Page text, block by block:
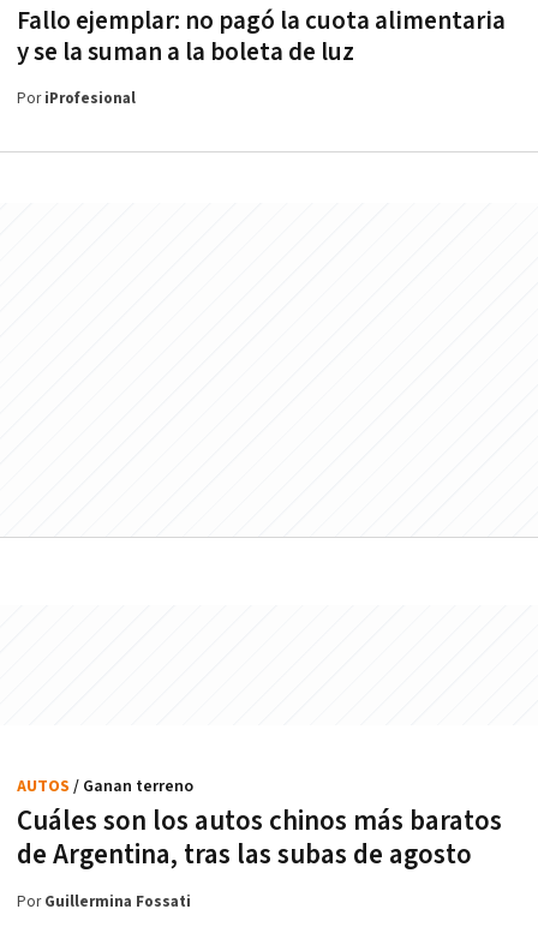
Fallo ejemplar: no pagó la cuota alimentaria
y se la suman a la boleta de luz
PoriProfesional
Cuáles son los autos chinos más baratos
de Argentina, tras las subas de agosto
AUTOS / Ganan terreno
PorGuillermina Fossati